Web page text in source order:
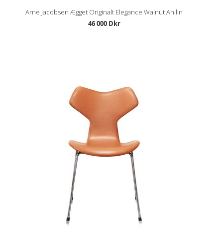
Arne Jacobsen Ægget Originalt Elegance Walnut Anilin
46 000 Dkr